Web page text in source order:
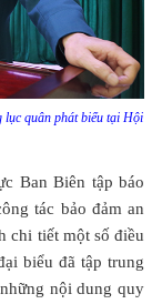
lục quân phát biểu tại Hội
Ban Biên tập báo
tác bảo đảm an
chi tiết một số điều
biểu đã tập trung
nội dung quy